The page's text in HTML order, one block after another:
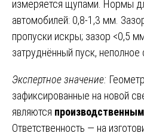
измеряется щупами. Нормы
автомобилей: 0,8-1,3 мм.
пропуски искры; зазор <0,5
затруднённый пуск, неполное
Экспертное значение:
зафиксированные на новой
являются
Ответственность — на